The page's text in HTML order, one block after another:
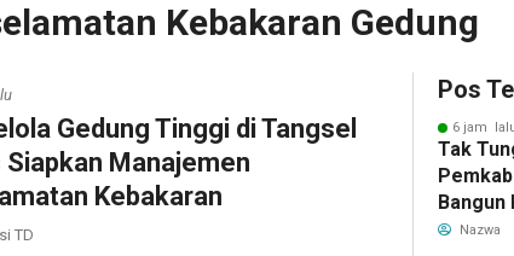
Kebakaran Gedung
Gedung Tinggi di Tangsel
Siapkan Manajemen
Kebakaran
TD
Pos
6 jam
Tak
Bangun
Warga
Nazwa